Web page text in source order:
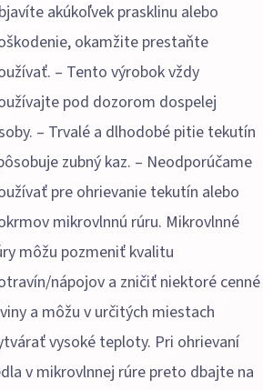
akúkoľvek prasklinu alebo
okamžite prestaňte
– Tento výrobok vždy
pod dozorom dospelej
– Trvalé a dlhodobé pitie tekutín
zubný kaz. – Neodporúčame
pre ohrievanie tekutín alebo
mikrovlnnú rúru. Mikrovlnné
môžu pozmeniť kvalitu
nápojov a zničiť niektoré cenné
a môžu v určitých miestach
vysoké teploty. Pri ohrievaní
v mikrovlnnej rúre preto dbajte na